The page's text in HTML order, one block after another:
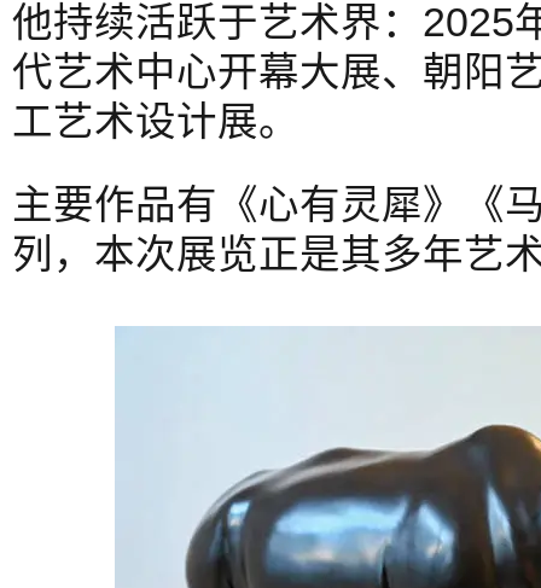
他持续活跃于艺术界：2025
代艺术中心开幕大展、朝阳
工艺术设计展。
主要作品有《心有灵犀》《
列，本次展览正是其多年艺